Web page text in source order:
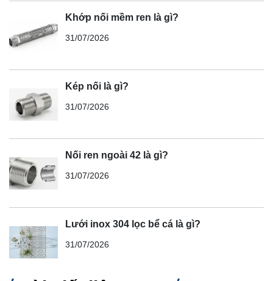
Khớp nối mềm ren là gì?
31/07/2026
Kép nối là gì?
31/07/2026
Nối ren ngoài 42 là gì?
31/07/2026
Lưới inox 304 lọc bể cá là gì?
31/07/2026